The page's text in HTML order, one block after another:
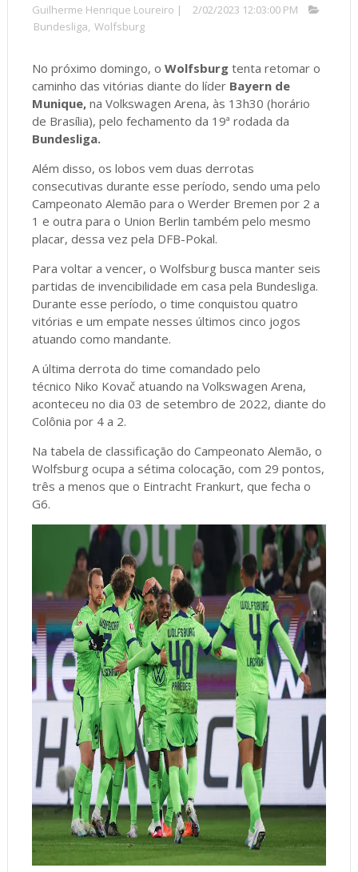
Guilherme Henrique Loureiro |
2/02/2023 12:03:00 PM
Bundesliga, Wolfsburg
No próximo domingo, o Wolfsburgtenta retomar o
caminho das vitórias diante do líder Bayern de
Munique, na Volkswagen Arena, às 13h30 (horário
de Brasília), pelo fechamento da 19ª rodada da
Bundesliga.
Além disso, os lobos vem duas derrotas
consecutivas durante esse período, sendo uma pelo
Campeonato Alemão para o Werder Bremen por 2 a
1 e outra para o Union Berlin também pelo mesmo
placar, dessa vez pela DFB-Pokal.
Para voltar a vencer, o Wolfsburg busca manter seis
partidas de invencibilidade em casa pela Bundesliga.
Durante esse período, o time conquistou quatro
vitórias e um empate nesses últimos cinco jogos
atuando como mandante.
A última derrota do time comandado pelo
técnico Niko Kovač atuando na Volkswagen Arena,
aconteceu no dia 03 de setembro de 2022, diante do
Colônia por 4 a 2.
Na tabela de classificação do Campeonato Alemão, o
Wolfsburg ocupa a sétima colocação, com 29 pontos,
três a menos que o Eintracht Frankurt, que fecha o
G6.